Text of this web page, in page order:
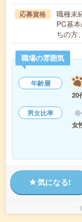
応募資格
職種未
PC基
ちの方
職場の雰囲気
年齢層
20
男女比率
女
気になる!